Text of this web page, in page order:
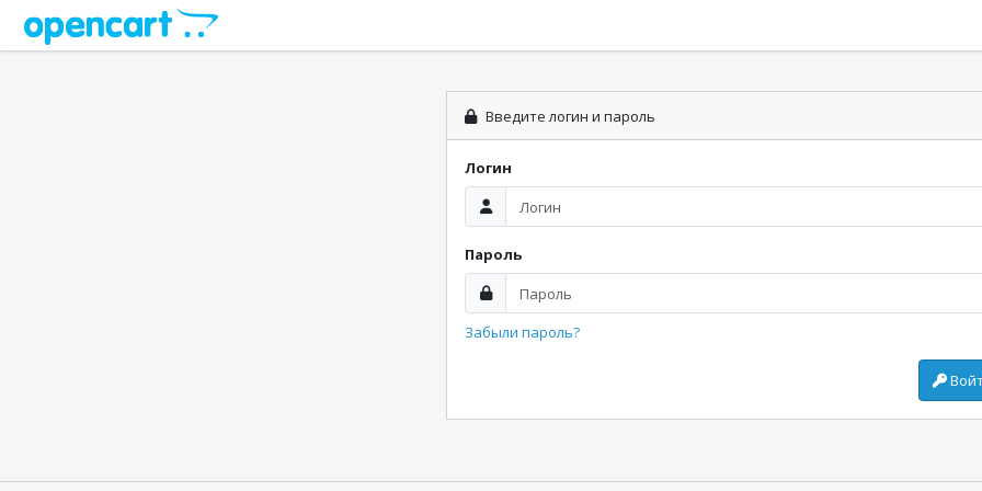
Введите логин и пароль
Логин
Пароль
Забыли пароль?